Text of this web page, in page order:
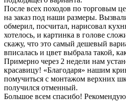
После всех походов по торговым
на заказ под наши размеры.
обмерил, посчитал, нарисовал
хотелось, и картинка в голове
скажу, что это самый дешевый
вписалась и цвет выбрала такой,
Примерно через 2 недели нам
красавицу! «Благодаря» нашим
помучиться с монтажом верхних
получился отменный.
Большое всем спасибо!